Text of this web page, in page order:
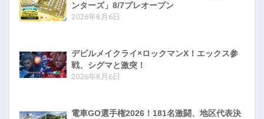
ンターズ」8/7プレオープン
2026年8月6日
デビルメイクライ×ロックマンX！エックス参
戦、シグマと激突！
2026年8月6日
電車GO選手権2026！181名激闘、地区代表決